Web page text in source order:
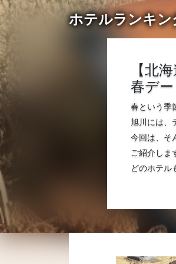
ホテルランキ
【北
春デ
春という季
旭川には、
今回は、そ
ご紹介しま
どのホテル